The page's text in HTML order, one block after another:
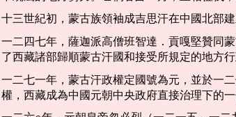
十三世紀初，蒙古族領袖成吉思汗在中國北部建
一二四七年，薩迦派高僧班智達．貢嘎堅贊同
了西藏諸部歸順蒙古汗國和接受所規定的地方
一二七一年，蒙古汗政權定國號為元，並於一
權，西藏成為中國元朝中央政府直接治理下的一